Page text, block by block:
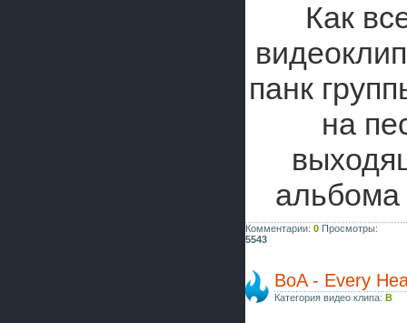
Как
панк
на
альбома
Комментарии: 0 Просмотры:
5543
BoA - Every
Категория видео клипа: B